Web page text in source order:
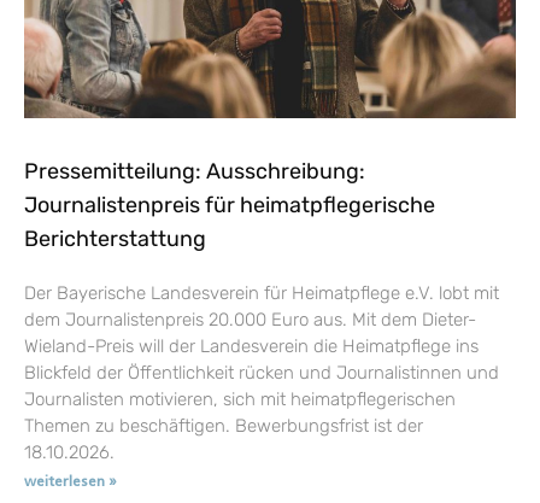
Pressemitteilung: Ausschreibung:
Journalistenpreis für heimatpflegerische
Berichterstattung
Der Bayerische Landesverein für Heimatpflege e.V. lobt mit
dem Journalistenpreis 20.000 Euro aus. Mit dem Dieter-
Wieland-Preis will der Landesverein die Heimatpflege ins
Blickfeld der Öffentlichkeit rücken und Journalistinnen und
Journalisten motivieren, sich mit heimatpflegerischen
Themen zu beschäftigen. Bewerbungsfrist ist der
18.10.2026.
weiterlesen »